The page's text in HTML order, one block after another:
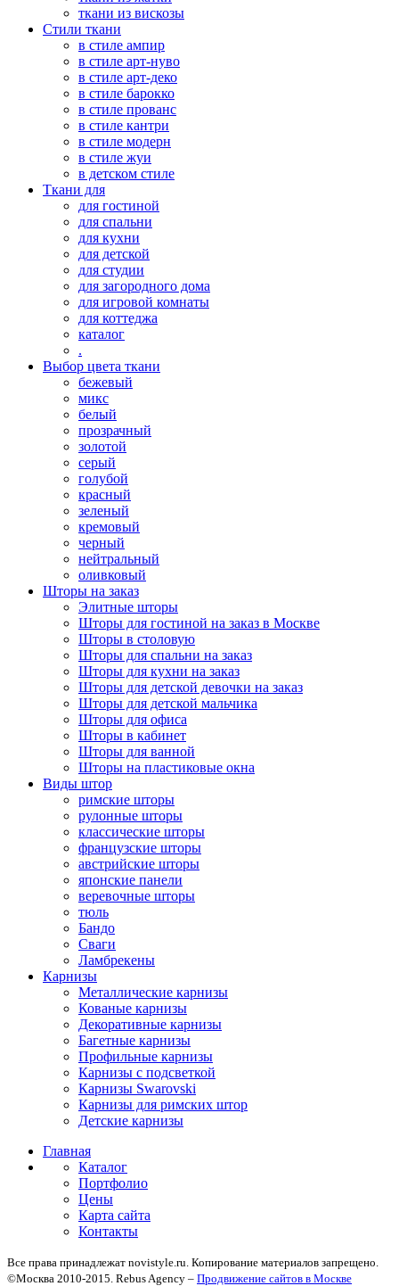
ткани из вискозы
Стили ткани
в стиле ампир
в стиле арт-нуво
в стиле арт-деко
в стиле барокко
в стиле прованс
в стиле кантри
в стиле модерн
в стиле жуи
в детском стиле
Ткани для
для гостиной
для спальни
для кухни
для детской
для студии
для загородного дома
для игровой комнаты
для коттеджа
каталог
.
Выбор цвета ткани
бежевый
микс
белый
прозрачный
золотой
серый
голубой
красный
зеленый
кремовый
черный
нейтральный
оливковый
Шторы на заказ
Элитные шторы
Шторы для гостиной на заказ в Москве
Шторы в столовую
Шторы для спальни на заказ
Шторы для кухни на заказ
Шторы для детской девочки на заказ
Шторы для детской мальчика
Шторы для офиса
Шторы в кабинет
Шторы для ванной
Шторы на пластиковые окна
Виды штор
римские шторы
рулонные шторы
классические шторы
французские шторы
австрийские шторы
японские панели
веревочные шторы
тюль
Бандо
Сваги
Ламбрекены
Карнизы
Металлические карнизы
Кованые карнизы
Декоративные карнизы
Багетные карнизы
Профильные карнизы
Карнизы с подсветкой
Карнизы Swarovski
Карнизы для римских штор
Детские карнизы
Главная
Каталог
Портфолио
Цены
Карта сайта
Контакты
Все права принадлежат novistyle.ru. Копирование материалов запрещено.
©Москва 2010-2015. Rebus Agency – Продвижение сайтов в Москве